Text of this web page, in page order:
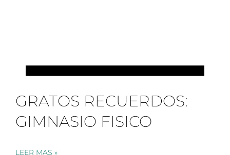
GRATOS RECUERDOS:
GIMNASIO FISICO
LEER MAS »